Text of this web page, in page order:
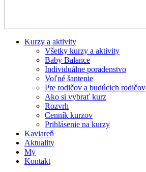
Kurzy a aktivity
Všetky kurzy a aktivity
Baby Balance
Individuálne poradenstvo
Voľné šantenie
Pre rodičov a budúcich rodičov
Ako si vybrať kurz
Rozvrh
Cenník kurzov
Prihlásenie na kurzy
Kaviareň
Aktuality
My
Kontakt